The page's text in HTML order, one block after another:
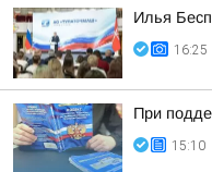
Илья
16:25
При
15:10